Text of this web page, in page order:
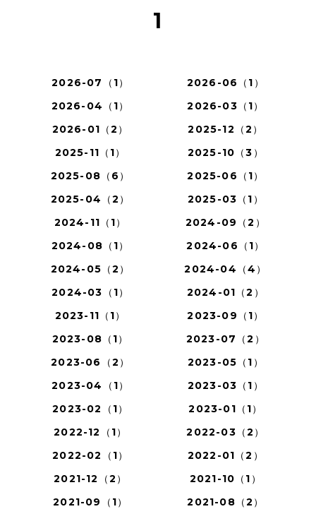
1
2026-07（1）
2026-06（1）
2026-04（1）
2026-03（1）
2026-01（2）
2025-12（2）
2025-11（1）
2025-10（3）
2025-08（6）
2025-06（1）
2025-04（2）
2025-03（1）
2024-11（1）
2024-09（2）
2024-08（1）
2024-06（1）
2024-05（2）
2024-04（4）
2024-03（1）
2024-01（2）
2023-11（1）
2023-09（1）
2023-08（1）
2023-07（2）
2023-06（2）
2023-05（1）
2023-04（1）
2023-03（1）
2023-02（1）
2023-01（1）
2022-12（1）
2022-03（2）
2022-02（1）
2022-01（2）
2021-12（2）
2021-10（1）
2021-09（1）
2021-08（2）